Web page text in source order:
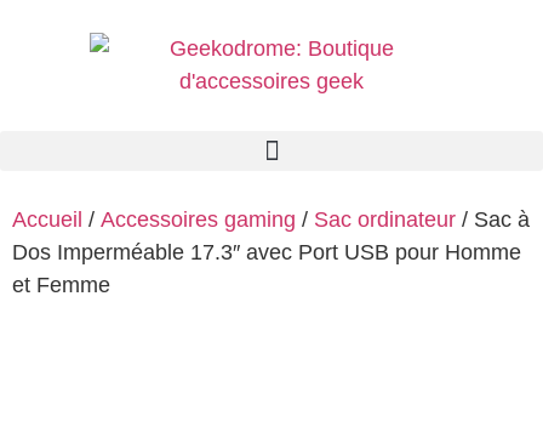
Accueil / Accessoires gaming / Sac ordinateur / Sac à
Dos Imperméable 17.3″ avec Port USB pour Homme
et Femme